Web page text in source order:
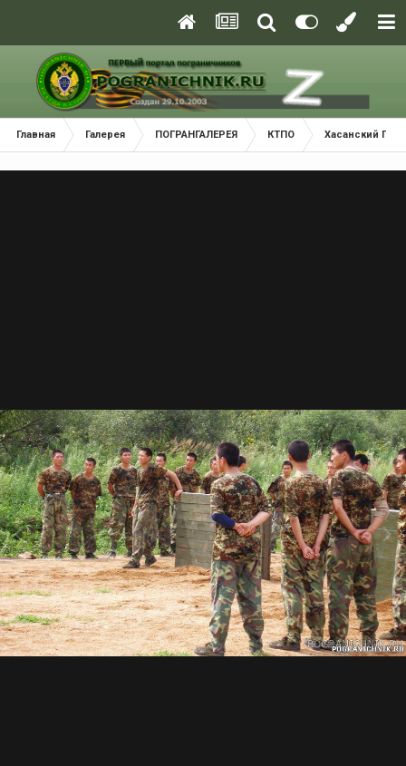
Главная Галерея ПОГРАНГАЛЕРЕЯ КТПО Хасанский